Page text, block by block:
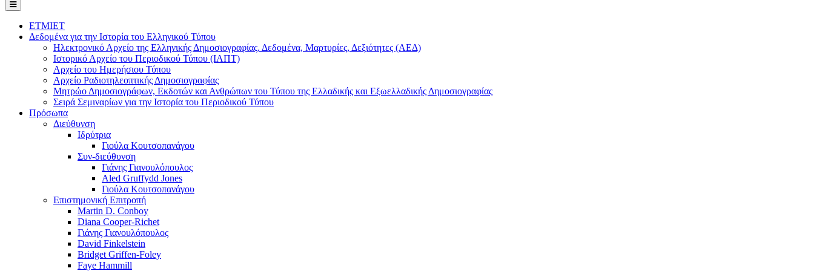
ΕΤΜΙΕΤ
Δεδομένα για την Ιστορία του Ελληνικού Τύπου
Ηλεκτρονικό Αρχείο της Ελληνικής Δημοσιογραφίας. Δεδομένα, Μαρτυρίες, Δεξιότητες (ΑΕΔ)
Ιστορικό Αρχείο του Περιοδικού Τύπου (ΙΑΠΤ)
Αρχείο του Ημερήσιου Τύπου
Αρχείο Ραδιοτηλεοπτικής Δημοσιογραφίας
Μητρώο Δημοσιογράφων, Εκδοτών και Ανθρώπων του Τύπου της Ελλαδικής και Εξωελλαδικής Δημοσιογραφίας
Σειρά Σεμιναρίων για την Ιστορία του Περιοδικού Τύπου
Πρόσωπα
Διεύθυνση
Ιδρύτρια
Γιούλα Κουτσοπανάγου
Συν-διεύθυνση
Γιάνης Γιανουλόπουλος
Aled Gruffydd Jones
Γιούλα Κουτσοπανάγου
Επιστημονική Επιτροπή
Martin D. Conboy
Diana Cooper-Richet
Γιάνης Γιανουλόπουλος
David Finkelstein
Bridget Griffen-Foley
Faye Hammill